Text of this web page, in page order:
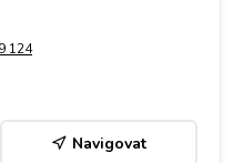
124
Navigovat